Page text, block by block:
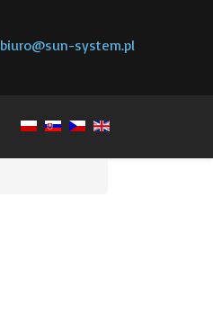
biuro@sun-system.pl